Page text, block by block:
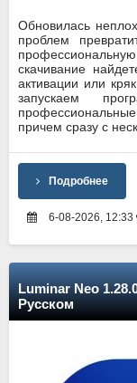
Обновилась
проблем
скачивание
активации или
запускаем
причем сразу с
Подробнее
6-08-2026, 12:33
Luminar Neo
Русском